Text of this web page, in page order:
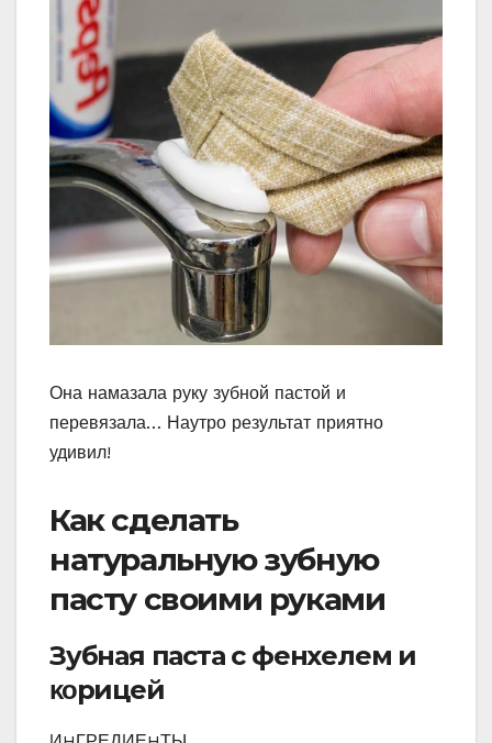
Она намазала руку зубной пастой и
перевязала… Наутро результат приятно
удивил!
Как сделать
натуральную зубную
пасту своими руками
Зубная паста с фенхелем и
κοрицей